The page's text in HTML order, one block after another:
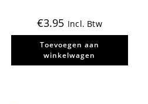
€3.95 Incl. Btw
Toevoegen aan
winkelwagen